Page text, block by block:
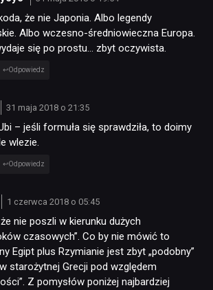
że nie Japonia. Albo legendy
Albo wczesno-średniowieczna Europa.
się po prostu… zbyt oczywista.
Odpowiedz
31 maja 2018 o 21:35
– jeśli formuła się sprawdziła, to doimy
wlezie.
Odpowiedz
1 czerwca 2018 o 05:45
nie poszli w kierunku dużych
czasowych”. Co by nie mówić to
Egipt plus Rzymianie jest zbyt „podobny”
starożytnej Grecji pod względem
Z pomysłów poniżej najbardziej